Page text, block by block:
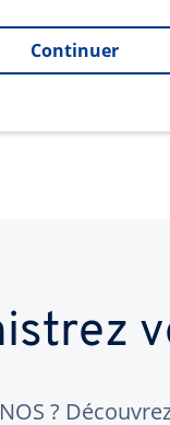
Continuer
?